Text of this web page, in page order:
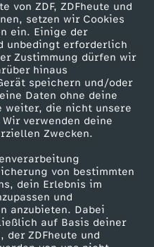
von ZDF, ZDFheute und
setzen wir Cookies
ein. Einige der
unbedingt erforderlich
Zustimmung dürfen wir
hinaus
speichern und/oder
Daten ohne deine
die nicht unsere
verwenden deine
Zwecken.
von bestimmten
dein Erlebnis im
und
anzubieten. Dabei
auf Basis deiner
der ZDFheute und
Service
ZDFmitreden
Kontakt zum ZDF
Tickets
Zuschauerservice
Hilfe